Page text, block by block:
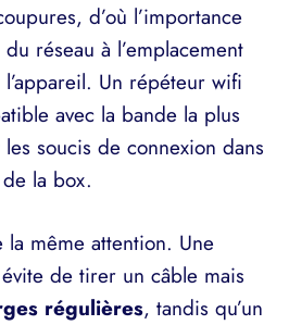
d’où l’importance
réseau à l’emplacement
Un répéteur wifi
avec la bande la plus
soucis de connexion dans
la box.
la même attention. Une
de tirer un câble mais
régulières, tandis qu’un